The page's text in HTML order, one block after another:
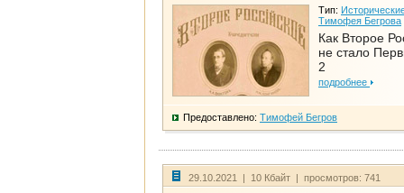
Тип:
Тимофея Бегрова
Как Второе
не стало
2
подробнее
Предоставлено: Тимофей Бегров
29.10.2021 | 10 Кбайт | просмотров: 741